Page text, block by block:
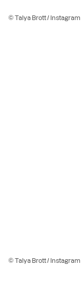
© Talya Brott / Instagram
© Talya Brott / Instagram